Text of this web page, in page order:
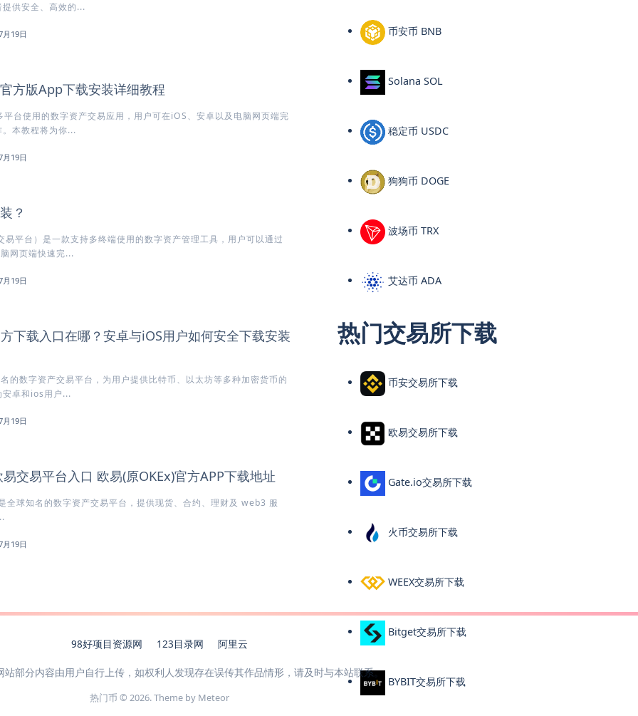
供安全、高效的...
19日
方版App下载安装详细教程
台使用的数字资产交易应用，用户可在iOS、安卓以及电脑网页端完
本教程将为你...
19日
？
易平台）是一款支持多终端使用的数字资产管理工具，用户可以通过
网页端快速完...
19日
下载入口在哪？安卓与iOS用户如何安全下载安装
的数字资产交易平台，为用户提供比特币、以太坊等多种加密货币的
安卓和ios用户...
19日
交易平台入口 欧易(原OKEx)官方APP下载地址
球知名的数字资产交易平台，提供现货、合约、理财及 web3 服
19日
币安币 BNB
Solana SOL
稳定币 USDC
狗狗币 DOGE
波场币 TRX
艾达币 ADA
热门交易所下载
币安交易所下载
欧易交易所下载
Gate.io交易所下载
火币交易所下载
WEEX交易所下载
Bitget交易所下载
BYBIT交易所下载
98好项目资源网 123目录网 阿里云
站部分内容由用户自行上传，如权利人发现存在误传其作品情形，请及时与本站联系。
热门币 © 2026. Theme by Meteor